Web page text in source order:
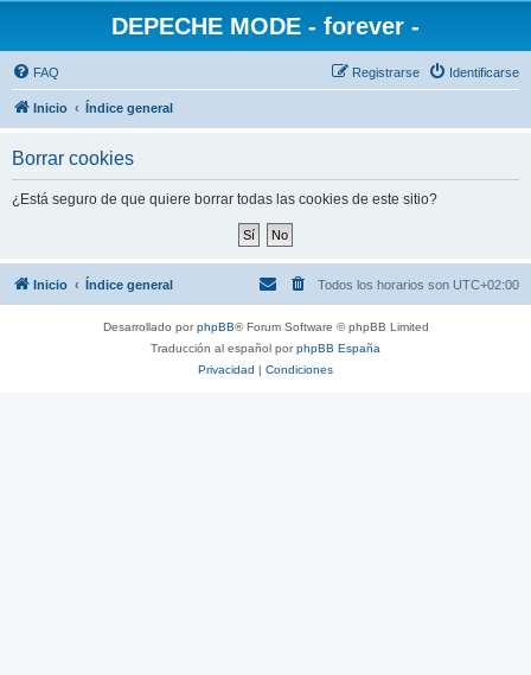
DEPECHE MODE - forever -
FAQ Identificarse
Registrarse
Inicio Índice general
Borrar cookies
¿Está seguro de que quiere borrar todas las cookies de este sitio?
Inicio Índice general Todos los horarios son UTC+02:00
Desarrollado porphpBB® Forum Software © phpBB Limited
Traducción al español porphpBB España
Privacidad | Condiciones